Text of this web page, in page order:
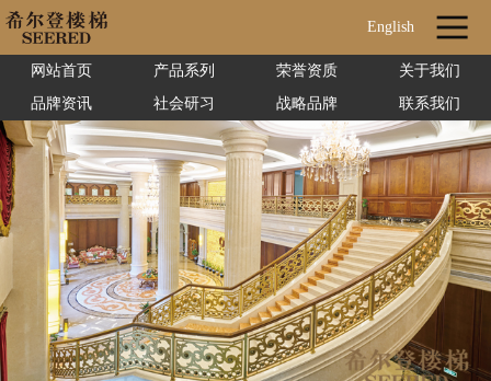
English
网站首页 产品系列 荣誉资质
关于我们
品牌资讯
社会研习 战略品牌 联系我们